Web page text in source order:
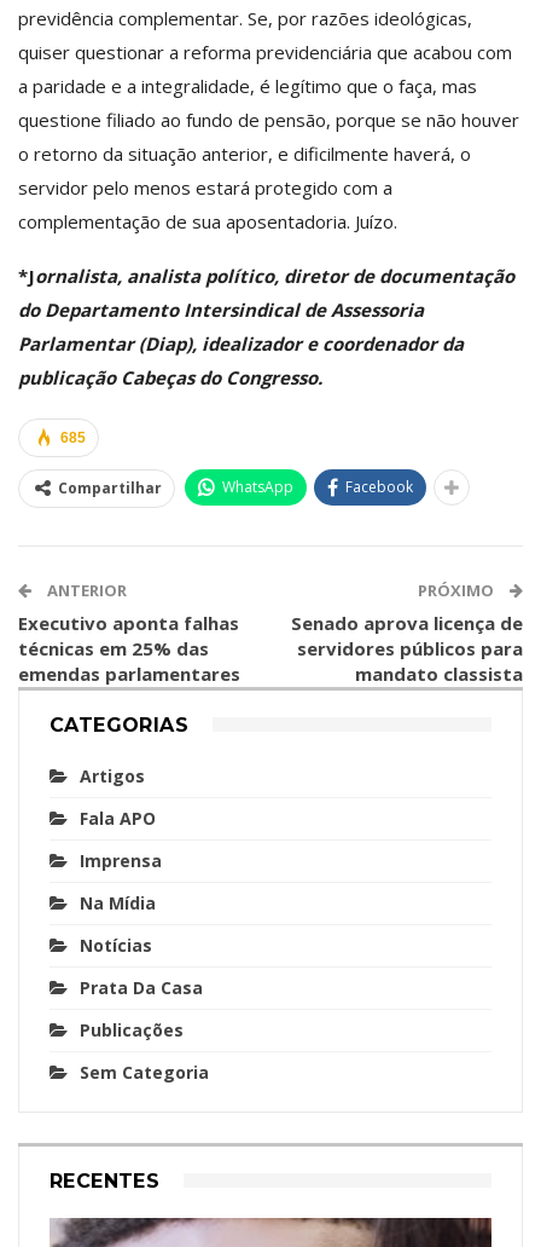
previdência complementar. Se, por razões ideológicas,
quiser questionar a reforma previdenciária que acabou com
a paridade e a integralidade, é legítimo que o faça, mas
questione filiado ao fundo de pensão, porque se não houver
o retorno da situação anterior, e dificilmente haverá, o
servidor pelo menos estará protegido com a
complementação de sua aposentadoria. Juízo.
*Jornalista, analista político, diretor de documentação
do Departamento Intersindical de Assessoria
Parlamentar (Diap), idealizador e coordenador da
publicação Cabeças do Congresso.
685
Compartilhar WhatsApp Facebook
ANTERIOR
Executivo aponta falhas
técnicas em 25% das
emendas parlamentares
PRÓXIMO
Senado aprova licença de
servidores públicos para
mandato classista
CATEGORIAS
Artigos
Fala APO
Imprensa
Na Mídia
Notícias
Prata Da Casa
Publicações
Sem Categoria
RECENTES